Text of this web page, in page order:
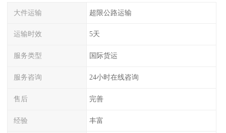
大件运输 超限公路运输
运输时效 5天
服务类型 国际货运
服务咨询 24小时在线咨询
售后 完善
经验 丰富